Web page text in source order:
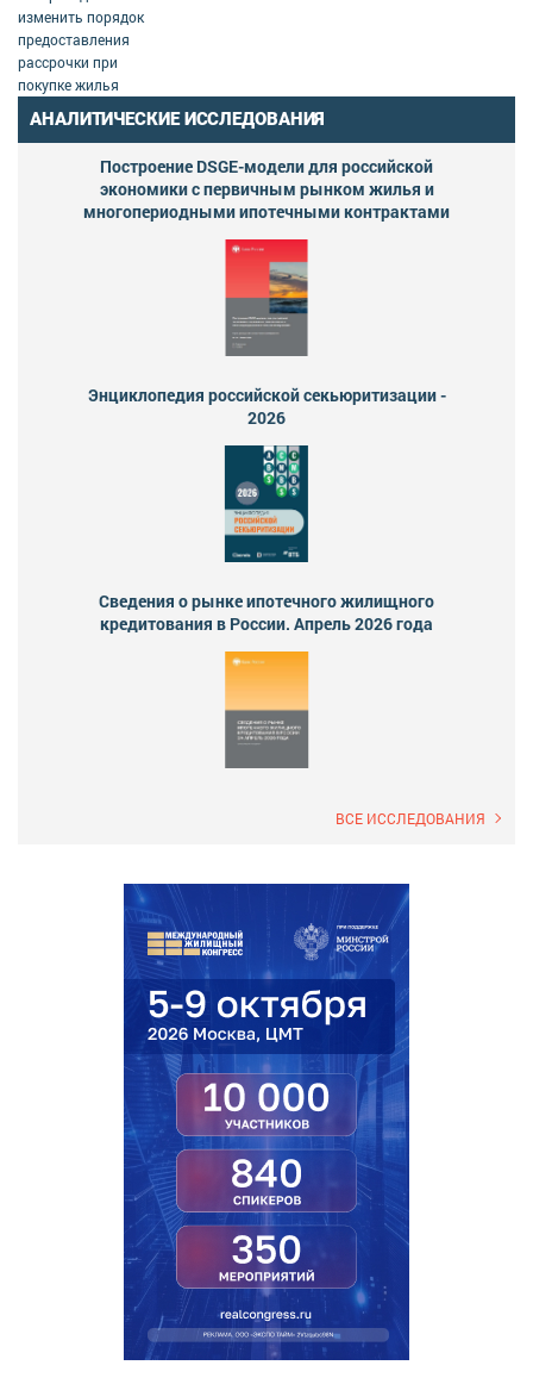
изменить порядок
предоставления
рассрочки при
покупке жилья
АНАЛИТИЧЕСКИЕ ИССЛЕДОВАНИЯ
Построение DSGE-модели для российской
экономики с первичным рынком жилья и
многопериодными ипотечными контрактами
Энциклопедия российской секьюритизации -
2026
Сведения о рынке ипотечного жилищного
кредитования в России. Апрель 2026 года
ВСЕ ИССЛЕДОВАНИЯ